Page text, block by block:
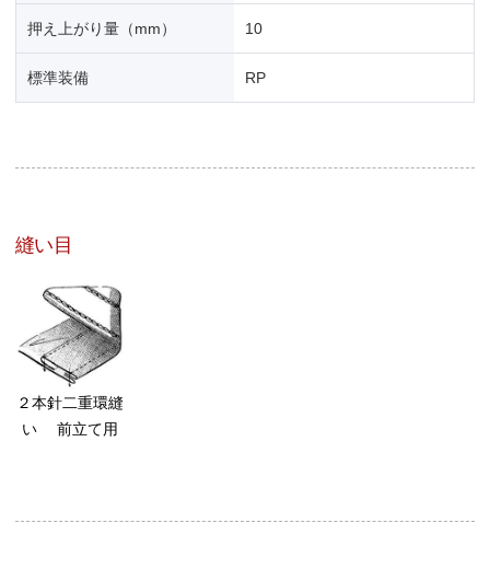
押え上がり量（mm） 10
標準装備 RP
縫い目
２本針二重環縫
い 前立て用